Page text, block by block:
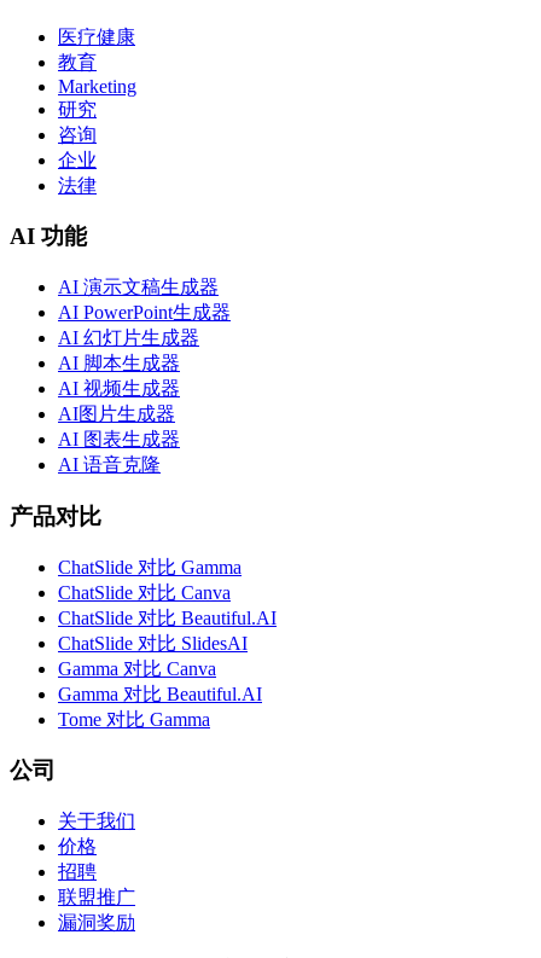
医疗健康
教育
Marketing
研究
咨询
企业
法律
AI 功能
AI 演示文稿生成器
AI PowerPoint生成器
AI 幻灯片生成器
AI 脚本生成器
AI 视频生成器
AI图片生成器
AI 图表生成器
AI 语音克隆
产品对比
ChatSlide 对比 Gamma
ChatSlide 对比 Canva
ChatSlide 对比 Beautiful.AI
ChatSlide 对比 SlidesAI
Gamma 对比 Canva
Gamma 对比 Beautiful.AI
Tome 对比 Gamma
公司
关于我们
价格
招聘
联盟推广
漏洞奖励